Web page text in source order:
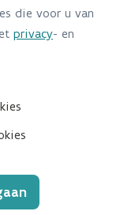
die voor u van
privacy- en